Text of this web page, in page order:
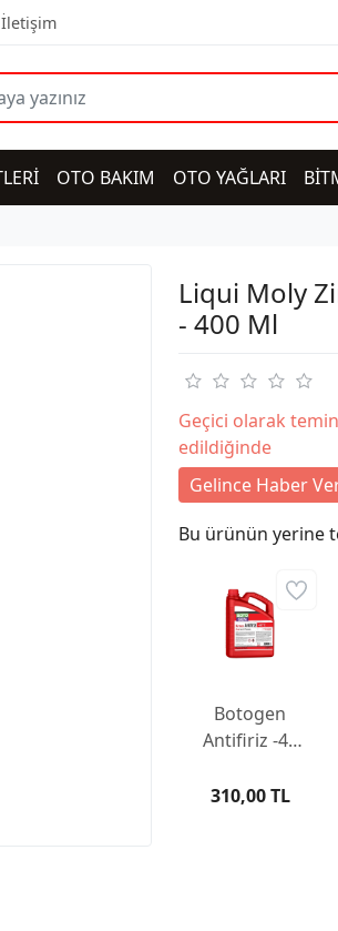
İletişim
OTO BAKIM OTO YAĞLARI
Liqui Moly
- 400 Ml
Geçici olarak
edildiğinde
Gelince Haber
Bu ürünün yerine
Botogen
Antifiriz -40
(sezonluk)
310,00 TL